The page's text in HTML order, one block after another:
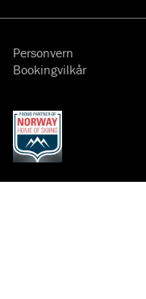
Personvern
Bookingvilkår